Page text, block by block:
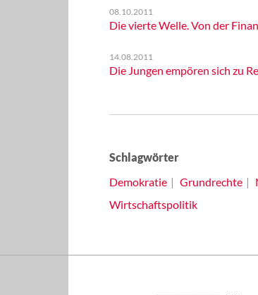
08.10.2011
Die vierte Welle. Von der
14.08.2011
Die Jungen empören sich zu
Schlagwörter
Demokratie
Grundrechte
Wirtschaftspolitik